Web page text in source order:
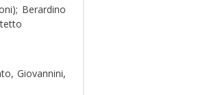
Berardino
Giovannini,